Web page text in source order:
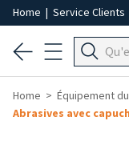
Home | Service Clients
Home Équipement
Abrasives avec